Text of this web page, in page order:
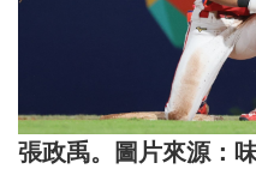
張政禹。圖片來源：